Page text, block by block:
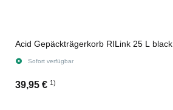
Acid Gepäckträgerkorb RILink 25 L black
Sofort verfügbar
39,95 € 1)